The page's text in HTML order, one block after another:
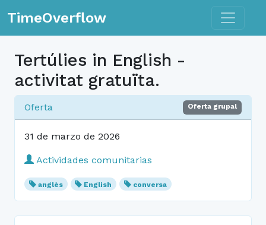
TimeOverflow Toggle
Tertúlies in English -
activitat gratuïta.
Oferta Oferta grupal
31 de marzo de 2026
Actividades comunitarias
anglès English conversa